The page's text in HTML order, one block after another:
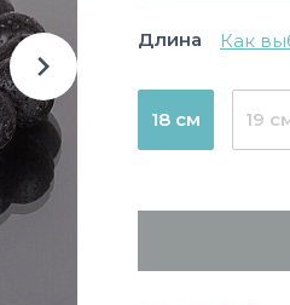
Длина Как
18 см 19